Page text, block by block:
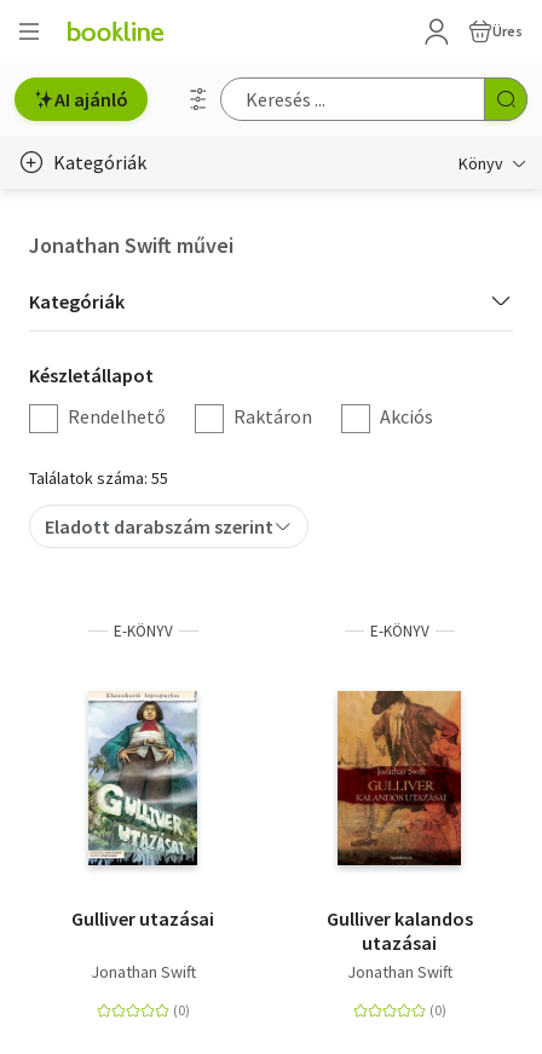
Üres
AI ajánló
Kategóriák Könyv
Hobbi, szabadidő
Irodalom
Művészet
Szakkönyv
Tankönyv, segédkönyv
Társadalomtudomány
Természettudomány
Történelem
Jonathan Swift művei
Kategória
szűrés
Kategóriák
Készletállapot
szűrés
Készletállapot
Rendelhető
Raktáron Akciós
Találatok száma: 55
Eladott darabszám szerint
E-KÖNYV
Gulliver utazásai
Jonathan Swift
E-KÖNYV
Gulliver kalandos
utazásai
Jonathan Swift